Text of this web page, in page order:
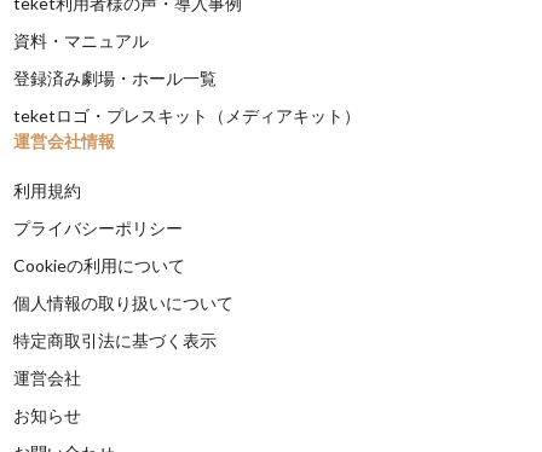
資料・マニュアル
登録済み劇場・ホール一覧
teketロゴ・プレスキット（メディアキット）
運営会社情報
利用規約
プライバシーポリシー
Cookieの利用について
個人情報の取り扱いについて
特定商取引法に基づく表示
運営会社
お知らせ